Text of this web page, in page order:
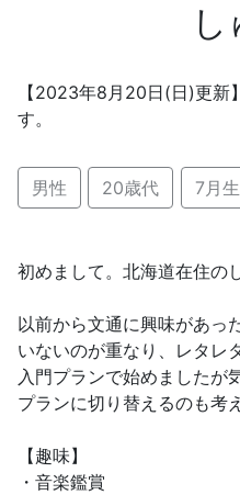
し
【2023年8月20日(日)更新
す。
男性 20歳代 7月
初めまして。北海道在住の
以前から文通に興味があっ
いないのが重なり、レタレ
入門プランで始めましたが
プランに切り替えるのも考
【趣味】
・音楽鑑賞